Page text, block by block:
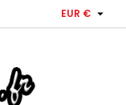
EUR € 